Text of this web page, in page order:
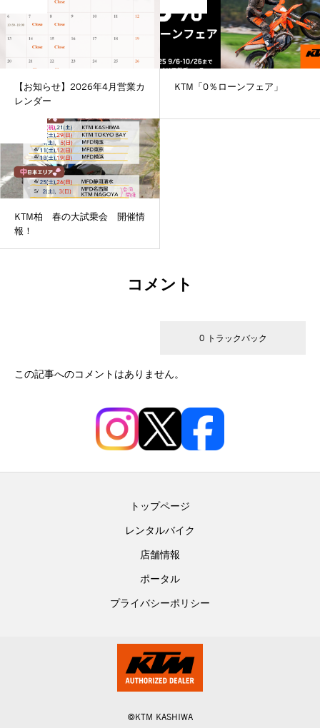
【お知らせ】2026年4月営業カ
レンダー
KTM「0％ローンフェア」
KTM柏 春の大試乗会 開催情
報！
コメント
0 トラックバック
この記事へのコメントはありません。
トップページ
レンタルバイク
店舗情報
ポータル
プライバシーポリシー
©KTM KASHIWA